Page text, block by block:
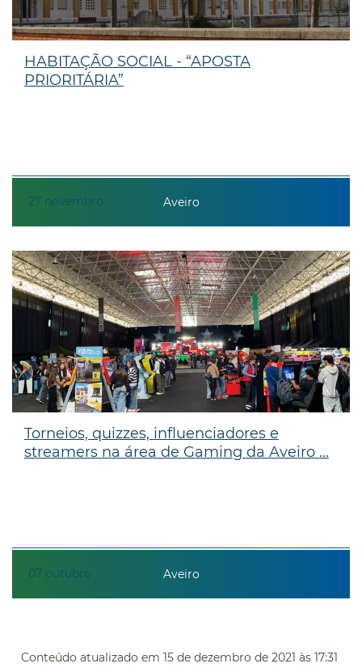
27 novembro
HABITAÇÃO SOCIAL - “APOSTA
PRIORITÁRIA”
Aveiro
07 outubro
Torneios, quizzes, influenciadores e
streamers na área de Gaming da Aveiro ...
Aveiro
Conteúdo atualizado em 15 de dezembro de 2021 às 17:31